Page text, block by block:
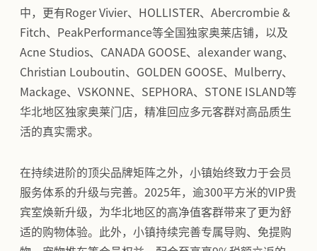
中，更有Roger Vivier、HOLLISTER、Abercrombie &
Fitch、PeakPerformance等全国独家奥莱店铺，以及
Acne Studios、CANADA GOOSE、alexander wang、
Christian Louboutin、GOLDEN GOOSE、Mulberry、
Mackage、VSKONNE、SEPHORA、STONE ISLAND等
华北地区独家奥莱门店，精准回应多元客群对高品质生
活的真实需求。
在持续进阶的顶尖品牌矩阵之外，小镇始终致力于会员
服务体系的升级与完善。2025年，逾300平方米的VIP贵
宾室焕新升级，为华北地区的高净值客群带来了更为舒
适的购物体验。此外，小镇持续完善专属导购、免提购